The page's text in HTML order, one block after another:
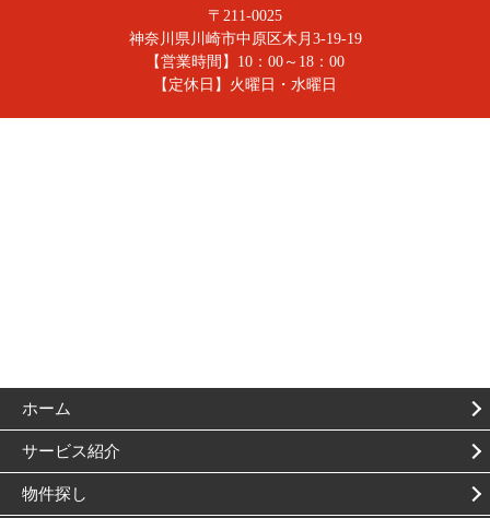
〒211-0025
神奈川県川崎市中原区木月3-19-19
【営業時間】10：00～18：00
【定休日】火曜日・水曜日
ホーム
サービス紹介
物件探し